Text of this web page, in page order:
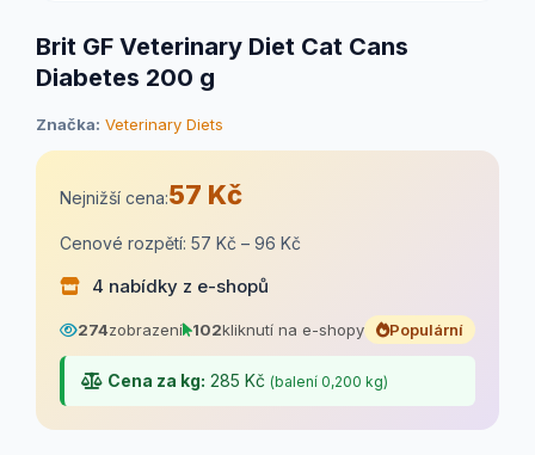
Brit GF Veterinary Diet Cat Cans
Diabetes 200 g
Značka: Veterinary Diets
Nejnižší cena:57 Kč
Cenové rozpětí: 57 Kč – 96 Kč
4 nabídky z e-shopů
274zobrazení 102kliknutí na e-shopy Populární
Cena za kg: 285 Kč (balení 0,200 kg)